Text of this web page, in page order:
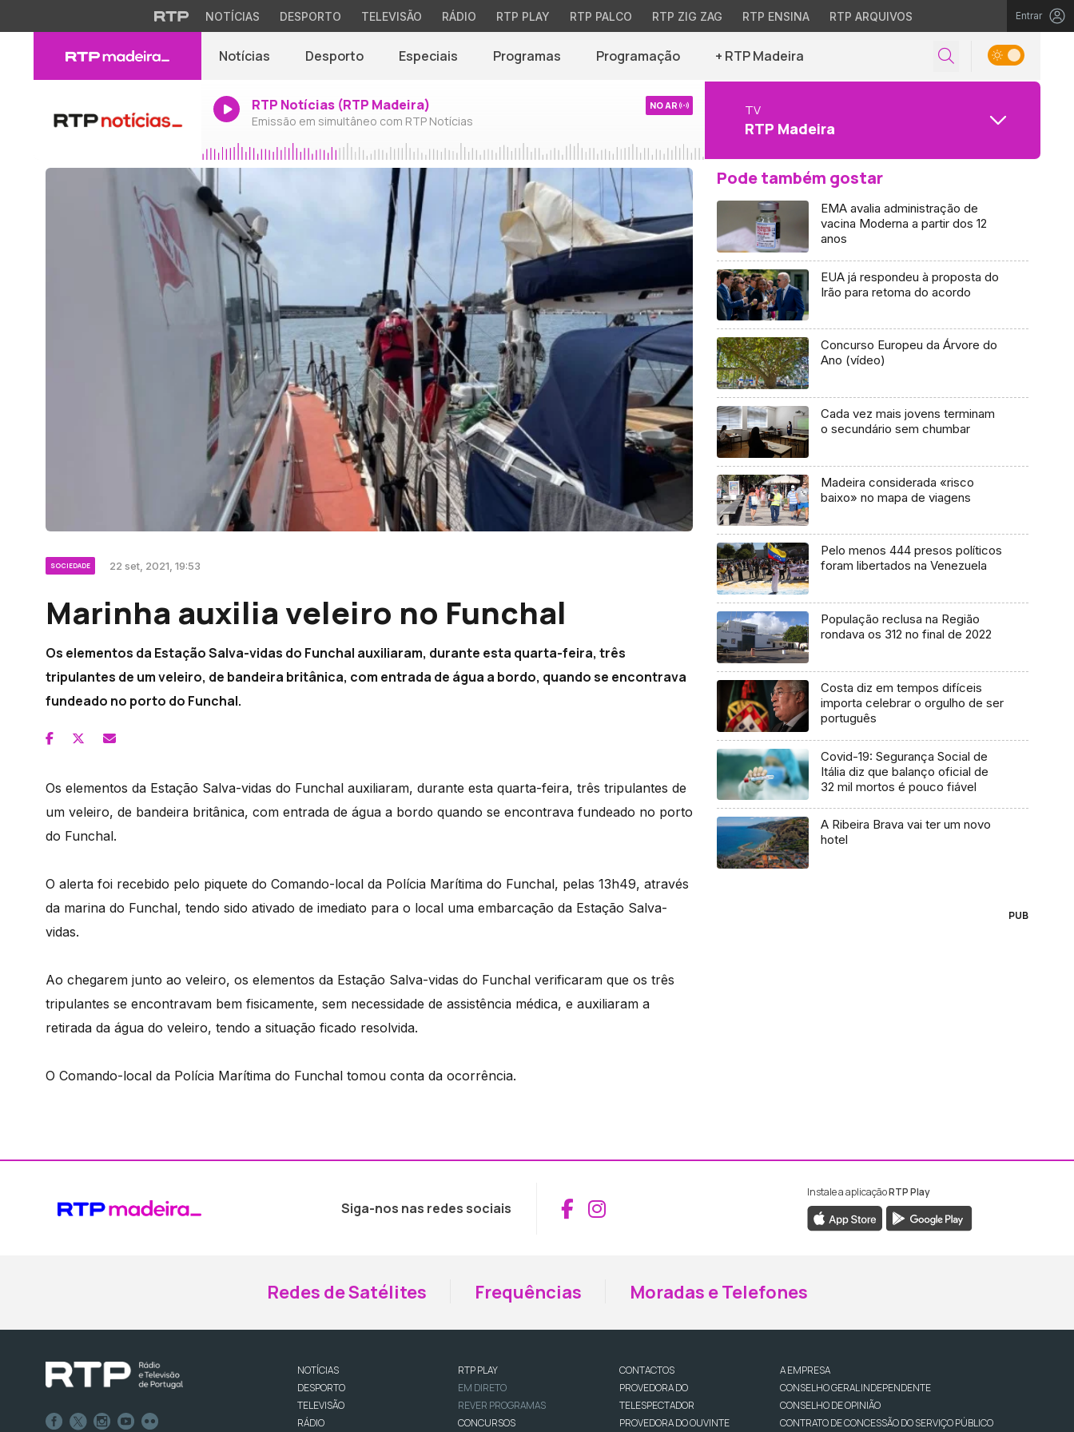
NOTÍCIAS DESPORTO TELEVISÃO RÁDIO RTP PLAY RTP PALCO RTP ZIG ZAG RTP ENSINA RTP ARQUIVOS Entrar
Notícias Desporto Especiais Programas Programação + RTP Madeira
RTP Notícias (RTP Madeira)
Emissão em simultâneo com RTP Notícias
NO AR TV
RTP Madeira
SOCIEDADE 22 set, 2021, 19:53
Marinha auxilia veleiro no Funchal
Os elementos da Estação Salva-vidas do Funchal auxiliaram, durante esta quarta-feira, três
tripulantes de um veleiro, de bandeira britânica, com entrada de água a bordo, quando se encontrava
fundeado no porto do Funchal.
Os elementos da Estação Salva-vidas do Funchal auxiliaram, durante esta quarta-feira, três tripulantes de
um veleiro, de bandeira britânica, com entrada de água a bordo quando se encontrava fundeado no porto
do Funchal.
O alerta foi recebido pelo piquete do Comando-local da Polícia Marítima do Funchal, pelas 13h49, através
da marina do Funchal, tendo sido ativado de imediato para o local uma embarcação da Estação Salva-
vidas.
Ao chegarem junto ao veleiro, os elementos da Estação Salva-vidas do Funchal verificaram que os três
tripulantes se encontravam bem fisicamente, sem necessidade de assistência médica, e auxiliaram a
retirada da água do veleiro, tendo a situação ficado resolvida.
O Comando-local da Polícia Marítima do Funchal tomou conta da ocorrência.
Pode também gostar
EMA avalia administração de
vacina Moderna a partir dos 12
anos
EUA já respondeu à proposta do
Irão para retoma do acordo
Concurso Europeu da Árvore do
Ano (vídeo)
Cada vez mais jovens terminam
o secundário sem chumbar
Madeira considerada «risco
baixo» no mapa de viagens
Pelo menos 444 presos políticos
foram libertados na Venezuela
População reclusa na Região
rondava os 312 no final de 2022
Costa diz em tempos difíceis
importa celebrar o orgulho de ser
português
Covid-19: Segurança Social de
Itália diz que balanço oficial de
32 mil mortos é pouco fiável
A Ribeira Brava vai ter um novo
hotel
PUB
Siga-nos nas redes sociais Aceder ao Facebook da RTP Madeira
Aceder ao Instagram da RTP Madeira
Instale a aplicaçãoRTP Play
Redes de Satélites Frequências Moradas e Telefones
NOTÍCIAS
DESPORTO
TELEVISÃO
RÁDIO
RTP PLAY
EM DIRETO
REVER PROGRAMAS
CONCURSOS
CONTACTOS
PROVEDORA DO
TELESPECTADOR
PROVEDORA DO OUVINTE
A EMPRESA
CONSELHO GERAL INDEPENDENTE
CONSELHO DE OPINIÃO
CONTRATO DE CONCESSÃO DO SERVIÇO PÚBLICO